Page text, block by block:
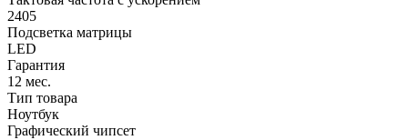
2405
Подсветка матрицы
LED
Гарантия
12 мес.
Тип товара
Ноутбук
Графический чипсет